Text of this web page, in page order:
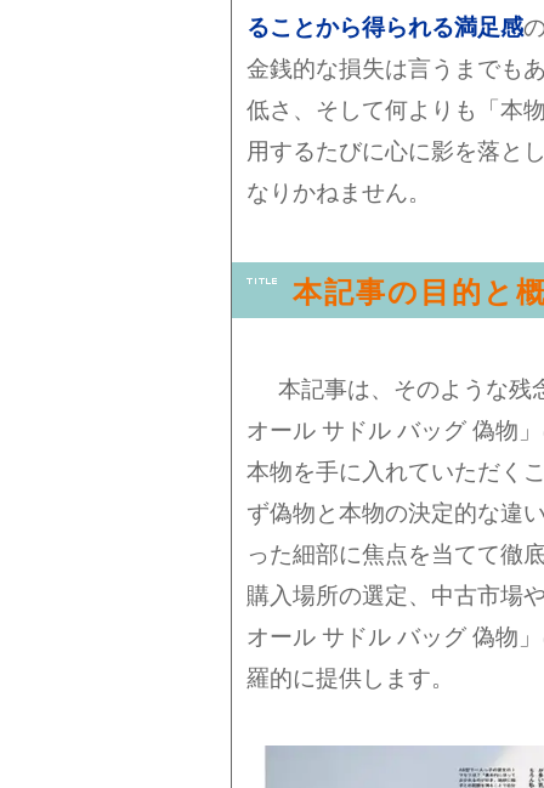
ることから得られる満足感
金銭的な損失は言うまでも
低さ、そして何よりも「本
用するたびに心に影を落と
なりかねません。
本記事の目的と
本記事は、そのような残
オール サドル バッグ 偽物
本物を手に入れていただく
ず偽物と本物の決定的な違
った細部に焦点を当てて徹
購入場所の選定、中古市場
オール サドル バッグ 偽物
羅的に提供します。